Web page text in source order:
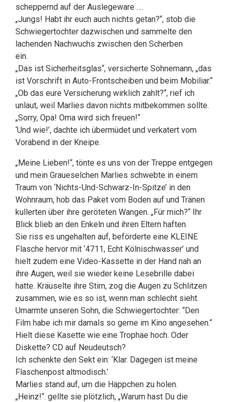
scheppernd auf der Auslegeware ….
„Jungs! Habt ihr euch auch nichts getan?“, stob die
Schwiegertochter dazwischen und sammelte den
lachenden Nachwuchs zwischen den Scherben
ein.
„Das ist Sicherheitsglas“, versicherte Sohnemann, „das
ist Vorschrift in Auto-Frontscheiben und beim Mobiliar.“
„Ob das eure Versicherung wirklich zahlt?“, rief ich
unlaut, weil Marlies davon nichts mitbekommen sollte.
„Sorry, Opa! Oma wird sich freuen!“
‘Und wie!’, dachte ich übermüdet und verkatert vom
Vorabend in der Kneipe.
„Meine Lieben!“, tönte es uns von der Treppe entgegen
und mein Graueselchen Marlies schwebte in einem
Traum von ‘Nichts-Und-Schwarz-In-Spitze’ in den
Wohnraum, hob das Paket vom Boden auf und Tränen
kullerten über ihre geröteten Wangen. „Für mich?“ Ihr
Blick blieb an den Enkeln und ihren Eltern haften.
Sie riss es ungehalten auf, beförderte eine KLEINE
Flasche hervor mit ‘4711, Echt Kölnischwasser’ und
hielt zudem eine Video-Kassette in der Hand nah an
ihre Augen, weil sie wieder keine Lesebrille dabei
hatte. Kräuselte ihre Stirn, zog die Augen zu Schlitzen
zusammen, wie es so ist, wenn man schlecht sieht.
Umarmte unseren Sohn, die Schwiegertochter: “Den
Film habe ich mir damals so gerne im Kino angesehen.“
Hielt diese Kasette wie eine Trophäe hoch. Oder
Diskette? CD auf Neudeutsch?
Ich schenkte den Sekt ein: ‘Klar. Dagegen ist meine
Flaschenpost altmodisch.’
Marlies stand auf, um die Häppchen zu holen.
„Heinz!“. gellte sie plötzlich, „Warum hast Du die